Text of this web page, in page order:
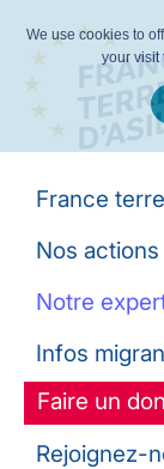
France
Nos actions
Notre
Infos
Faire un don
Rejoignez-
We use cookies to
your visit